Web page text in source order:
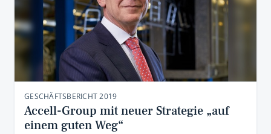
GESCHÄFTSBERICHT 2019
Accell-Group mit neuer Strategie „auf
einem guten Weg“